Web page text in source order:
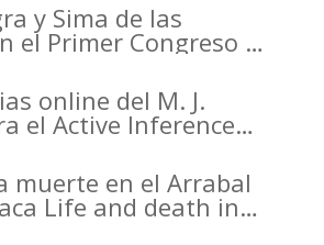
y Sima de las
el Primer Congreso de
por el CDL
online del M. J.
el Active Inference
muerte en el Arrabal
Life and death in